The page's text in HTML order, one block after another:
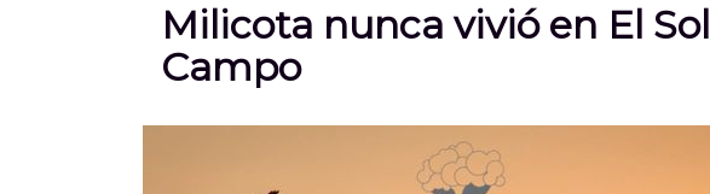
Milicota nunca vivió en El
Campo